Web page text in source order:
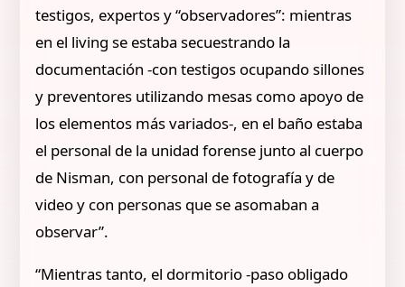
testigos, expertos y “observadores”: mientras
en el living se estaba secuestrando la
documentación -con testigos ocupando sillones
y preventores utilizando mesas como apoyo de
los elementos más variados-, en el baño estaba
el personal de la unidad forense junto al cuerpo
de Nisman, con personal de fotografía y de
video y con personas que se asomaban a
observar”.
“Mientras tanto, el dormitorio -paso obligado